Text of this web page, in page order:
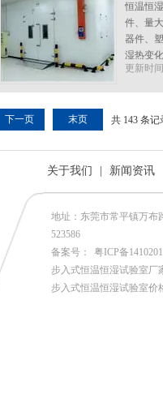
恒温恒
件、量
器件、
湿热变
更新时
共 143 条
下一页 末页
关于我们 新闻资讯
地址：东莞市常平镇万布
523586
备案号：
粤ICP备
步入式恒温恒湿试验室厂
步入式恒温恒湿试验室价